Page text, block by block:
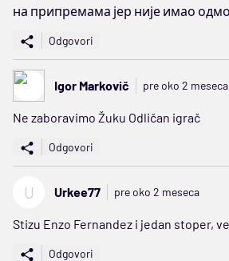
на припремама јер није имао
Odgovori
Igor Markovič pre oko 2 meseca
Ne zaboravimo Žuku Odličan igrač
Odgovori
U Urkee77 pre oko 2 meseca
Stizu Enzo Fernandez i jedan stoper,
Odgovori